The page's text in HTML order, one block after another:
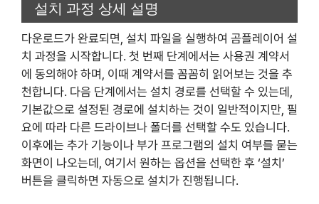
설치 과정 상세 설명
다운로드가 완료되면, 설치 파일을 실행하여 곰플레이어 설
치 과정을 시작합니다. 첫 번째 단계에서는 사용권 계약서
에 동의해야 하며, 이때 계약서를 꼼꼼히 읽어보는 것을 추
천합니다. 다음 단계에서는 설치 경로를 선택할 수 있는데,
기본값으로 설정된 경로에 설치하는 것이 일반적이지만, 필
요에 따라 다른 드라이브나 폴더를 선택할 수도 있습니다.
이후에는 추가 기능이나 부가 프로그램의 설치 여부를 묻는
화면이 나오는데, 여기서 원하는 옵션을 선택한 후 ‘설치’
버튼을 클릭하면 자동으로 설치가 진행됩니다.